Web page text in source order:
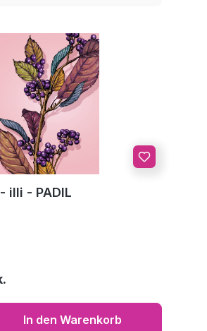
illi - PADIL
In den Warenkorb